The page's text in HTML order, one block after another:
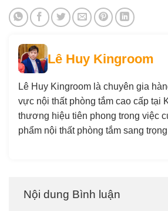
Lê Huy Kingroom
Lê Huy Kingroom là chuyên gia
vực nội thất phòng tắm cao cấp tại
thương hiệu tiên phong trong việc
phẩm nội thất phòng tắm sang
Nội dung Bình luận